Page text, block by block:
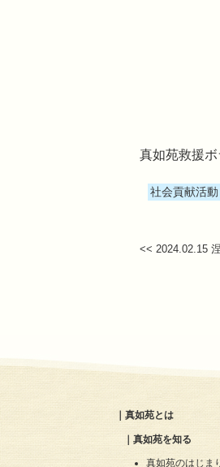
真如苑救援
社会貢献活動
<< 2024.02.15
真如苑とは
真如苑を知る
真如苑のはじま